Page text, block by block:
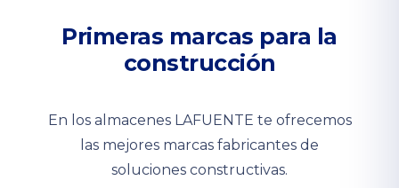
Primeras marcas para la
construcción
En los almacenes LAFUENTE te ofrecemos
las mejores marcas fabricantes de
soluciones constructivas.